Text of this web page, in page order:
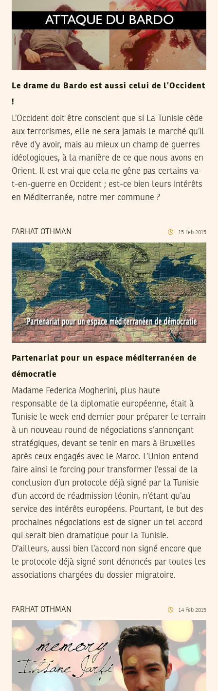
Le drame du Bardo est aussi celui de l’Occident
!
L’Occident doit être conscient que si La Tunisie cède
aux terrorismes, elle ne sera jamais le marché qu’il
rêve d’y avoir, mais au mieux un champ de guerres
idéologiques, à la manière de ce que nous avons en
Orient. Il est vrai que cela ne gêne pas certains va-
t-en-guerre en Occident ; est-ce bien leurs intérêts
en Méditerranée, notre mer commune ?
FARHAT OTHMAN 15 Feb 2015
Partenariat pour un espace méditerranéen de
démocratie
Madame Federica Mogherini, plus haute
responsable de la diplomatie européenne, était à
Tunisie le week-end dernier pour préparer le terrain
à un nouveau round de négociations s’annonçant
stratégiques, devant se tenir en mars à Bruxelles
après ceux engagés avec le Maroc. L’Union entend
faire ainsi le forcing pour transformer l’essai de la
conclusion d’un protocole déjà signé par la Tunisie
d’un accord de réadmission léonin, n’étant qu’au
service des intérêts européens. Pourtant, le but des
prochaines négociations est de signer un tel accord
qui serait bien dramatique pour la Tunisie.
D’ailleurs, aussi bien l’accord non signé encore que
le protocole déjà signé sont dénoncés par toutes les
associations chargées du dossier migratoire.
FARHAT OTHMAN 14 Feb 2015